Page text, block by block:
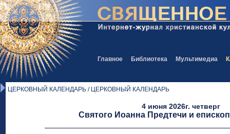
Главное Библиотека Мультимедиа
ЦЕРКОВНЫЙ КАЛЕНДАРЬ / ЦЕРКОВНЫЙ КАЛЕНДАРЬ
4 июня 2026г. четверг
Святого Иоанна Предтечи и